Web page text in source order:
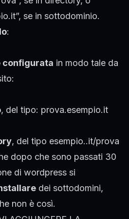
se in sottodominio.
:
configurata in modo tale da
, del tipo: prova.esempio.it
, del tipo esempio..it/prova
dopo che sono passati 30
di wordpress si
dei sottodomini,
non è così.